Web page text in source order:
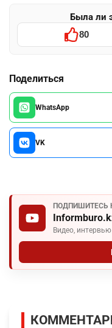
Была ли
80
Поделиться
WhatsApp
VK
ПОДПИШИТЕСЬ
Видео,